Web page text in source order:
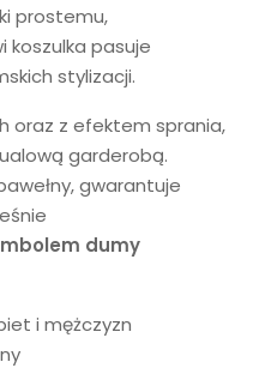
prostemu,
koszulka pasuje
stylizacji.
oraz z efektem sprania,
garderobą.
gwarantuje
dumy
i mężczyzn